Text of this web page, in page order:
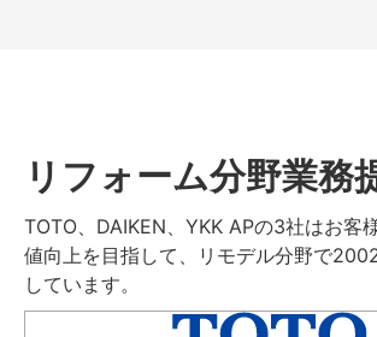
リフォーム分野業務
TOTO、DAIKEN、YKK APの3社はお客
値向上を目指して、リモデル分野で
しています。